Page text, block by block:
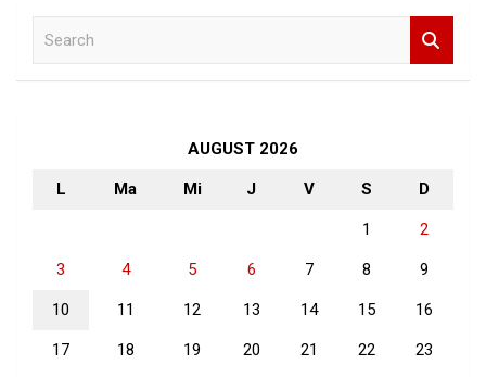
AUGUST 2026
L Ma Mi J V S D
1 2
3 4 5 6 7 8 9
10 11 12 13 14 15 16
17 18 19 20 21 22 23